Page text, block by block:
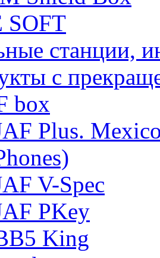
SOFT
станции,
с
box
Plus.
V-Spec
PKey
King